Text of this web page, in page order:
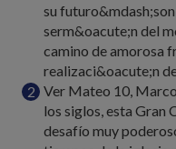
su
serm&oacute;n del
camino de amorosa
realizaci&oacute;n
Ver Mateo 10,
los siglos, esta Gran
desafío muy